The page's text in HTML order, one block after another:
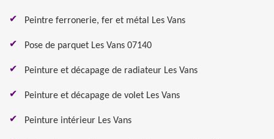
Peintre ferronerie, fer et métal Les Vans
Pose de parquet Les Vans 07140
Peinture et décapage de radiateur Les Vans
Peinture et décapage de volet Les Vans
Peinture intérieur Les Vans